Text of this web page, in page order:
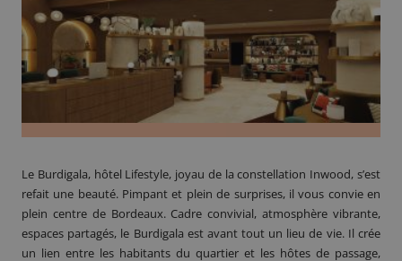
Le Burdigala, hôtel Lifestyle, joyau de la constellation Inwood, s’est
refait une beauté. Pimpant et plein de surprises, il vous convie en
plein centre de Bordeaux. Cadre convivial, atmosphère vibrante,
espaces partagés, le Burdigala est avant tout un lieu de vie. Il crée
un lien entre les habitants du quartier et les hôtes de passage,